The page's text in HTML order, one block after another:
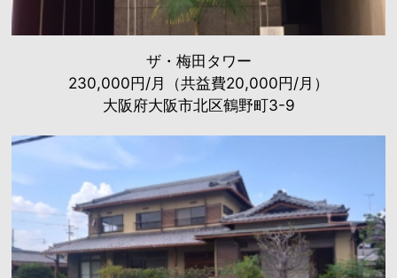
ザ・梅田タワー
230,000円/月（共益費20,000円/月）
大阪府大阪市北区鶴野町3-9